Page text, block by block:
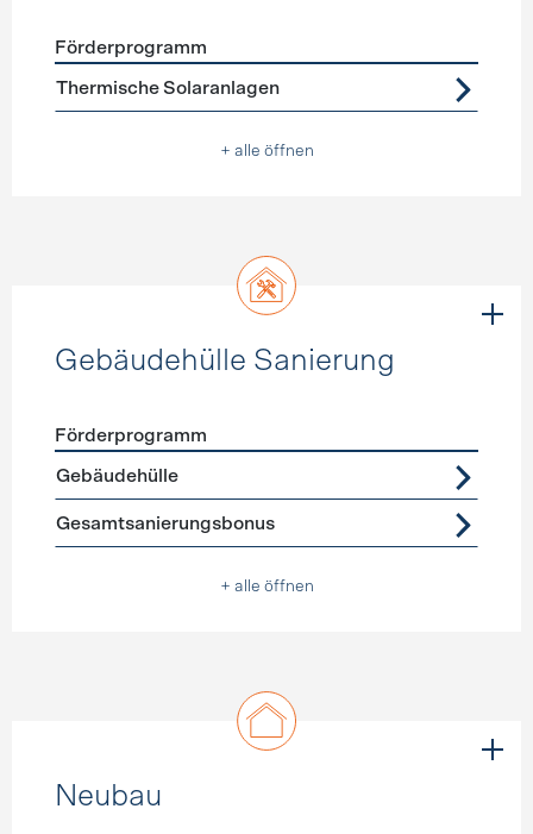
Förderprogramme Warmwasser
Förderprogramm
Thermische Solaranlagen
+ alle öffnen
Gebäudehülle Sanierung
Förderprogramme
Förderprogramm
Gebäudehülle
Gesamtsanierungsbonus
+ alle öffnen
Neubau